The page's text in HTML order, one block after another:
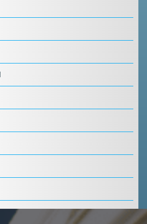
LINE
AFFILIARE UN ESD
ALBO D'ORO CAMPIONATI ITALIANI
CLASSIFICHE NAZIONALI